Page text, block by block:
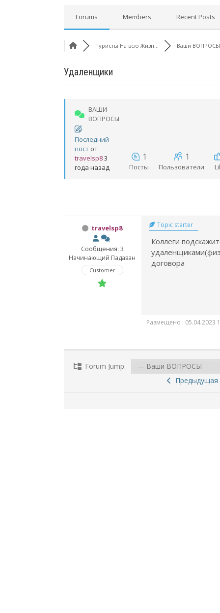
Forums Members Recent Posts
Туристы На всю Жизн... Ваши ВОПРОСЫ
Удаленщики
ВАШИ
ВОПРОСЫ
Последний
пост от
travelsp83
года назад
1
Посты
1
Пользователи
travelsp8
Сообщения: 3
Начинающий Падаван
Customer
Topic starter
Коллеги
договора
Размещено : 05.04.2023
Forum Jump:
Предыдущая